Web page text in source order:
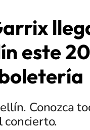
este
Conozca
concierto.